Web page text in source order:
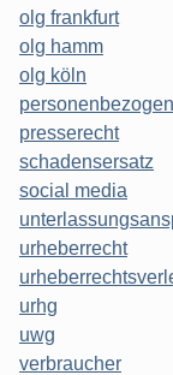
olg frankfurt
olg hamm
olg köln
presserecht
schadensersatz
social media
urheberrecht
urhg
uwg
verbraucher